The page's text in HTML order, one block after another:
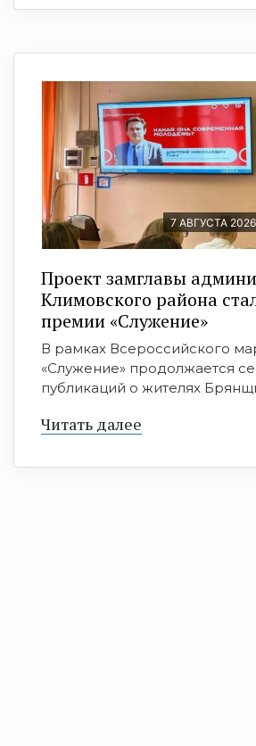
7 АВГУСТА
Проект замглавы
Климовского района
премии «Служение»
В рамках Всероссийского
«Служение» продолжается
публикаций о жителях
Читать далее